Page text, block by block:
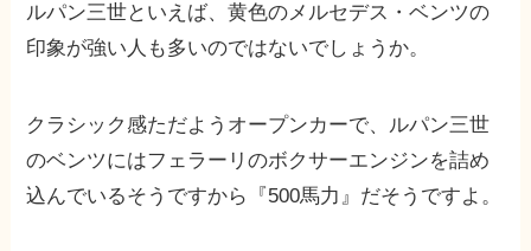
ルパン三世といえば、黄色のメルセデス・ベンツの
印象が強い人も多いのではないでしょうか。
クラシック感ただようオープンカーで、ルパン三世
のベンツにはフェラーリのボクサーエンジンを詰め
込んでいるそうですから『500馬力』だそうですよ。